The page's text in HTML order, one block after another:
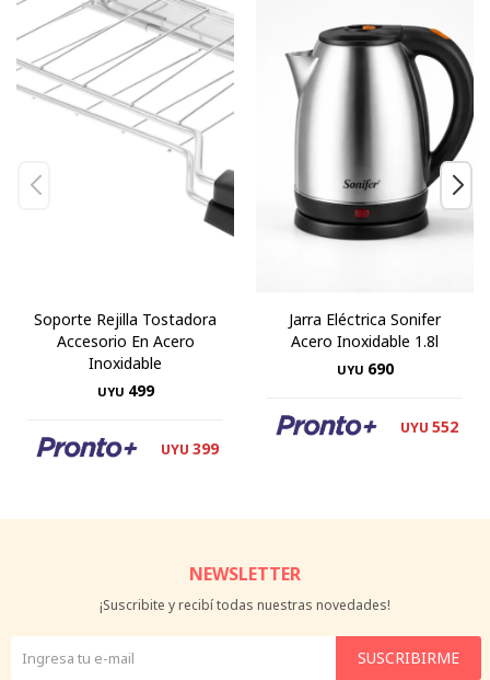
Soporte Rejilla Tostadora
Accesorio En Acero
Inoxidable
UYU 499
UYU 399
Jarra Eléctrica Sonifer
Acero Inoxidable 1.8l
UYU 690
UYU 552
NEWSLETTER
¡Suscribite y recibí todas nuestras novedades!
SUSCRIBIRME